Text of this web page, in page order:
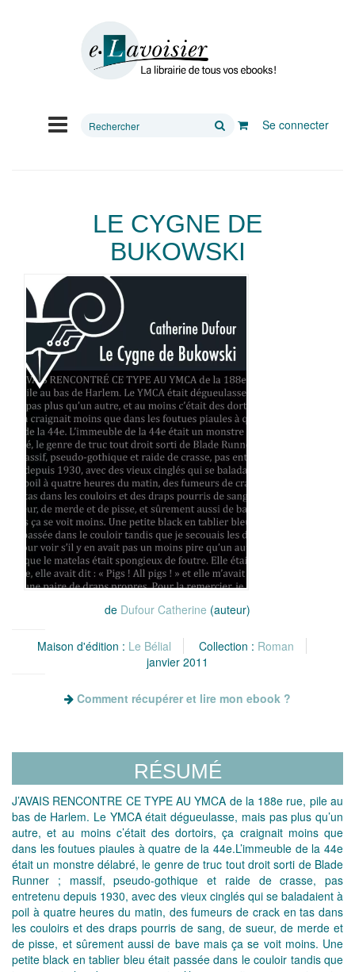
Rechercher
Se connecter
LE CYGNE DE
BUKOWSKI
de Dufour Catherine (auteur)
Maison d'édition : Le Bélial Collection : Roman
janvier 2011
Comment récupérer et lire mon ebook ?
RÉSUMÉ
J’AVAIS RENCONTRE CE TYPE AU YMCA de la 188e rue, pile au
bas de Harlem. Le YMCA était dégueulasse, mais pas plus qu’un
autre, et au moins c’était des dortoirs, ça craignait moins que
dans les foutues piaules à quatre de la 44e.L’immeuble de la 44e
était un monstre délabré, le genre de truc tout droit sorti de Blade
Runner ; massif, pseudo-gothique et raide de crasse, pas
entretenu depuis 1930, avec des vieux cinglés qui se baladaient à
poil à quatre heures du matin, des fumeurs de crack en tas dans
les couloirs et des draps pourris de sang, de sueur, de merde et
de pisse, et sûrement aussi de bave mais ça se voit moins. Une
petite black en tablier bleu était passée dans le couloir tandis que